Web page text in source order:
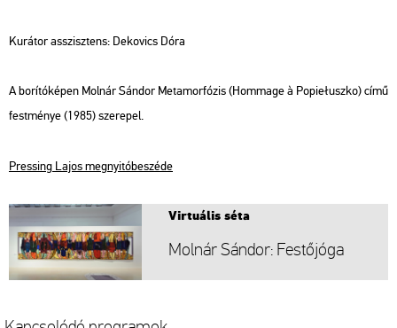
Ku­rá­tor asszisz­tens: De­ko­vics Dóra
A bo­rí­tó­ké­pen Mol­nár Sán­dor Me­ta­mor­fó­zis (Hom­mage à Popiełuszko)című
fest­mé­nye (1985) sze­re­pel.
Pr­es­sing Lajos meg­nyi­tó­be­szé­de
Vir­tu­á­lis séta
Mol­nár Sán­dor: Fes­tő­jó­ga